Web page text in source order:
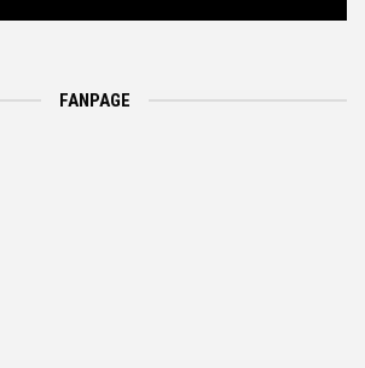
FANPAGE